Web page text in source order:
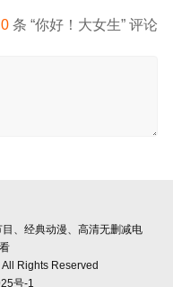
0 条 “你好！大女生” 评论
、经典动漫、高清无删减电
Rights Reserved
号-1